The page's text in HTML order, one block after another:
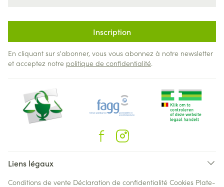
Inscription
En cliquant sur s'abonner, vous vous abonnez à notre newsletter
et acceptez notre politique de confidentialité.
Liens légaux
Conditions de vente Déclaration de confidentialité Cookies Plate-